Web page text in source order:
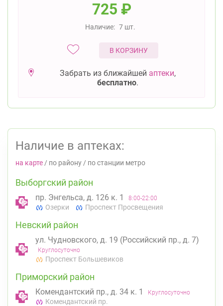
725 ₽
Наличие: 7 шт.
В КОРЗИНУ
Забрать из ближайшей аптеки,
бесплатно.
Наличие в аптеках:
на карте / по району / по станции метро
Выборгский район
пр. Энгельса, д. 126 к. 1 8:00-22:00
Озерки Проспект Просвещения
Невский район
ул. Чудновского, д. 19 (Российский пр., д. 7)
Круглосуточно
Проспект Большевиков
Приморский район
Комендантский пр., д. 34 к. 1 Круглосуточно
Комендантский пр.